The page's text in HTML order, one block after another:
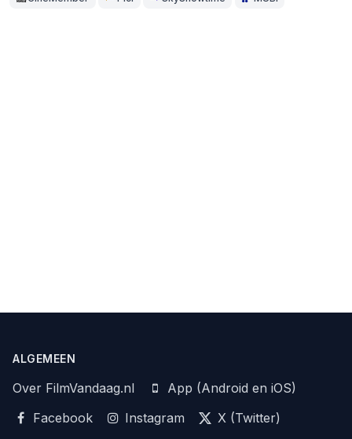
ALGEMEEN
Over FilmVandaag.nl
App (Android en iOS)
Facebook
Instagram
X (Twitter)